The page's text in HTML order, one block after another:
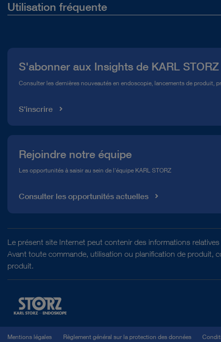
Utilisation fréquente
Service télé-assistance Conformité
S'abonner aux Insights de KARL STORZ
Consulter les dernières nouveautés en endoscopie, lancements de produit,
S'inscrire
Rejoindre notre équipe
Les opportunités à saisir au sein de l'équipe KARL STORZ
Consulter les opportunités actuelles
Le présent site Internet peut contenir des informations
Avant toute commande, utilisation ou planification de produit,
produit.
Mentions légales Règlement général sur la protection des données